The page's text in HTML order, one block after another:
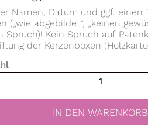
IN DEN WARENKORB